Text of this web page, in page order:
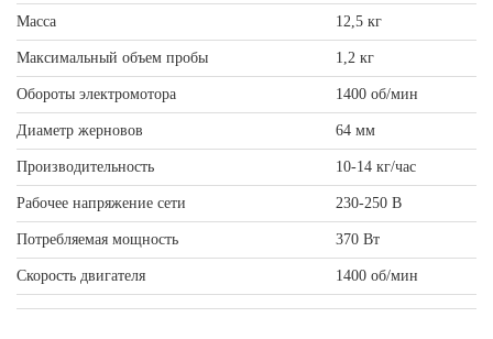
Масса 12,5 кг
Максимальный объем пробы 1,2 кг
Обороты электромотора 1400 об/мин
Диаметр жерновов 64 мм
Производительность 10-14 кг/час
Рабочее напряжение сети 230-250 В
Потребляемая мощность 370 Вт
Скорость двигателя 1400 об/мин